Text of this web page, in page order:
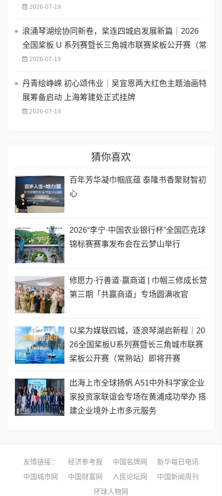
2026-07-19
浪涌琴湖绘协同新卷，桨连四城启发展新篇｜2026
全国桨板 U 系列赛暨长三角城市联赛桨板公开赛（常
2026-07-19
丹青绘峥嵘 初心颂伟业｜吴宜恩两大红色主题油画特
展筹备启动 上海筹建处正式挂牌
2026-07-18
猜你喜欢
百年芳华凝巾帼底蕴 泰隆书香聚财智初
心
2026“李宁·中国农业银行杯”全国匹克球
锦标赛赛事发布会在云梦山举行
修愿力·行善道·赢商道 | 巾帼三修成长营
第三期「共赢商道」专场圆满收官
以桨为媒联四城，逐浪琴湖启新程｜20
26全国桨板U系列赛暨长三角城市联赛
桨板公开赛（常熟站）即将开赛
出海上市全球扬帆 A51中外科学家企业
家投资家联谊会专场在黄浦成功举办 搭
建企业境外上市多元服务
友情链接： 经济参考报 中国名牌网
新华每日电讯
中国城市网
中国财富网 人民论坛网
中国新闻周刊
环球人物网